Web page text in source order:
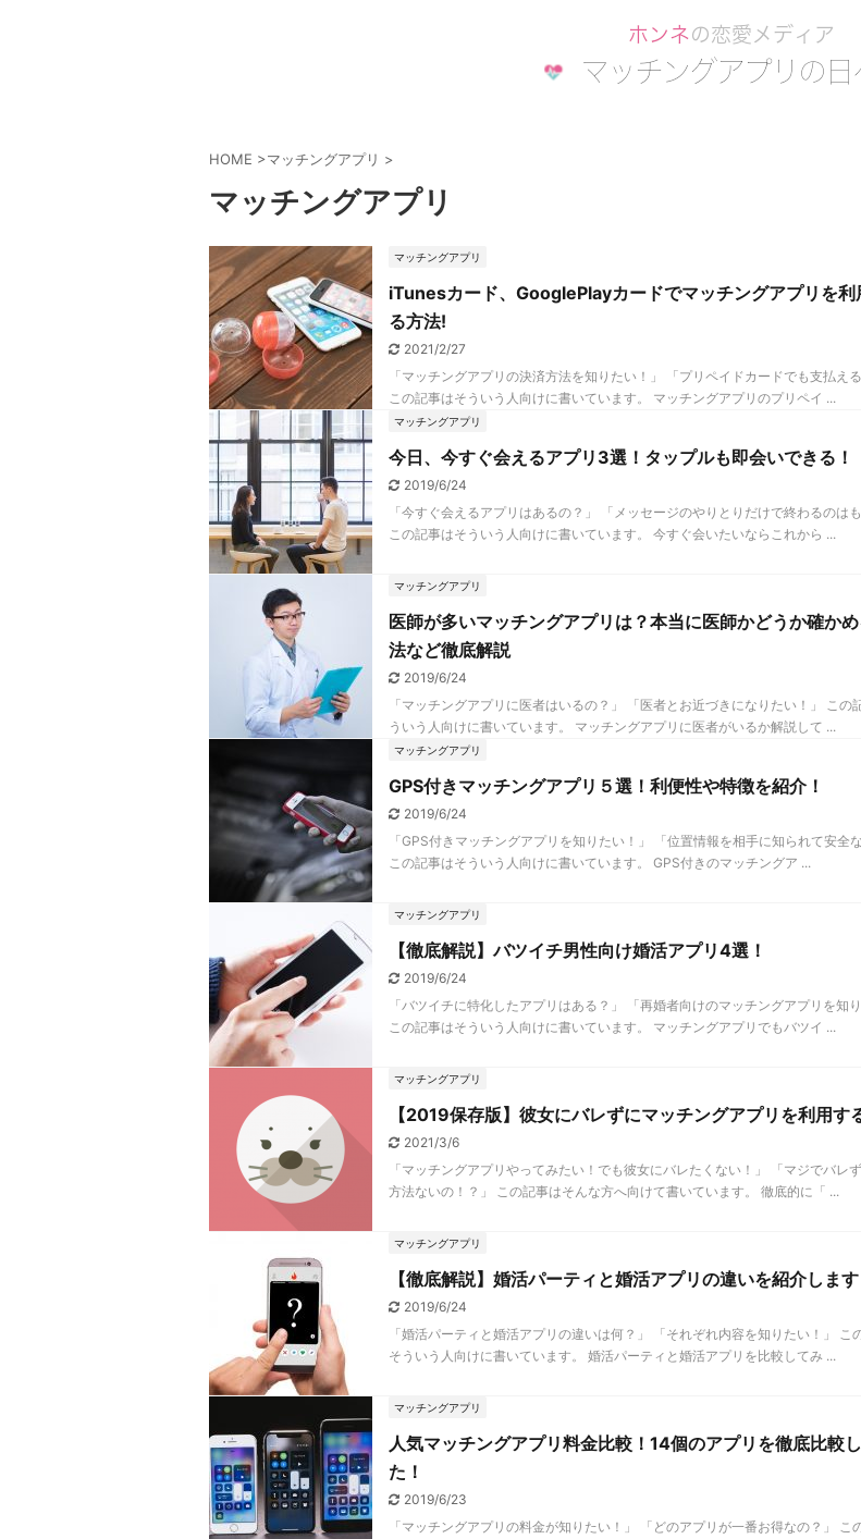
HOME >マッチングアプリ >
マッチングアプリ
マッチングアプリ
iTunesカード、GooglePlayカードでマッチングアプリを利
る方法!
2021/2/27
「マッチングアプリの決済方法を知りたい！」 「プリペイドカードでも支払える
この記事はそういう人向けに書いています。 マッチングアプリのプリペイ ...
マッチングアプリ
今日、今すぐ会えるアプリ3選！タップルも即会いできる！
2019/6/24
「今すぐ会えるアプリはあるの？」 「メッセージのやりとりだけで終わるのはも
この記事はそういう人向けに書いています。 今すぐ会いたいならこれから ...
マッチングアプリ
医師が多いマッチングアプリは？本当に医師かどうか確か
法など徹底解説
2019/6/24
「マッチングアプリに医者はいるの？」 「医者とお近づきになりたい！」 この
ういう人向けに書いています。 マッチングアプリに医者がいるか解説して ...
マッチングアプリ
GPS付きマッチングアプリ５選！利便性や特徴を紹介！
2019/6/24
「GPS付きマッチングアプリを知りたい！」 「位置情報を相手に知られて安全な
この記事はそういう人向けに書いています。 GPS付きのマッチングア ...
マッチングアプリ
【徹底解説】バツイチ男性向け婚活アプリ4選！
2019/6/24
「バツイチに特化したアプリはある？」 「再婚者向けのマッチングアプリを知り
この記事はそういう人向けに書いています。 マッチングアプリでもバツイ ...
マッチングアプリ
【2019保存版】彼女にバレずにマッチングアプリを利用す
2021/3/6
「マッチングアプリやってみたい！でも彼女にバレたくない！」 「マジでバレ
方法ないの！？」 この記事はそんな方へ向けて書いています。 徹底的に「 ...
マッチングアプリ
【徹底解説】婚活パーティと婚活アプリの違いを紹介します
2019/6/24
「婚活パーティと婚活アプリの違いは何？」 「それぞれ内容を知りたい！」 こ
そういう人向けに書いています。 婚活パーティと婚活アプリを比較してみ ...
マッチングアプリ
人気マッチングアプリ料金比較！14個のアプリを徹底比較
た！
2019/6/23
「マッチングアプリの料金が知りたい！」 「どのアプリが一番お得なの？」 こ